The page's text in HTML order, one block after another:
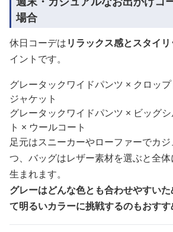
場合
休日コーデはリラックス感とスタイ
イントです。
グレータックワイドパンツ × クロッ
ジャケット
グレータックワイドパンツ × ビッグ
ト × ウールコート
足元はスニーカーやローファーでカ
つ、バッグはレザー素材を選ぶと全
生まれます。
グレーはどんな色とも合わせやすい
て明るいカラーに挑戦するのもおすす